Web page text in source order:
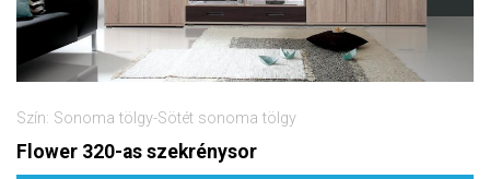
Szín: Sonoma tölgy-Sötét sonoma tölgy
Flower 320-as szekrénysor